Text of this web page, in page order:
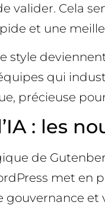
valider. Cela
et une
style
qui
précieuse
: les
de
met en
gouvernance et